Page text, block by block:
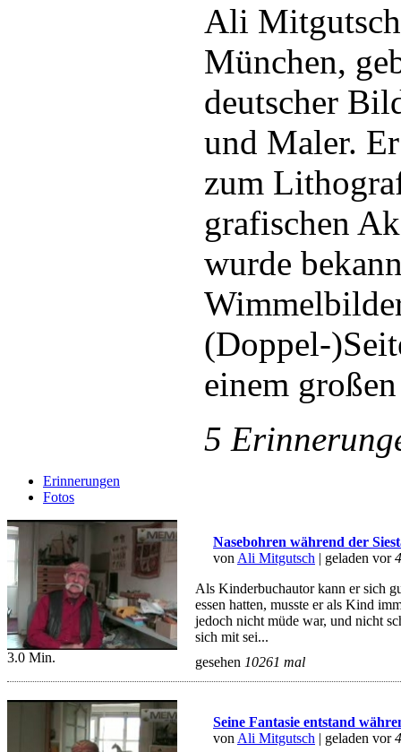
Ali
München,
deutscher
und Maler.
zum
grafischen
wurde
(Doppel-
einem
5
Erinnerungen
Fotos
3.0 Min.
Nasebohren während der
von Ali Mitgutsch | geladen vor
Als Kinderbuchautor kann er sich
essen hatten, musste er als Kind
jedoch nicht müde war, und nicht
sich mit sei...
gesehen 10261 mal
Seine Fantasie entstand
von Ali Mitgutsch | geladen vor